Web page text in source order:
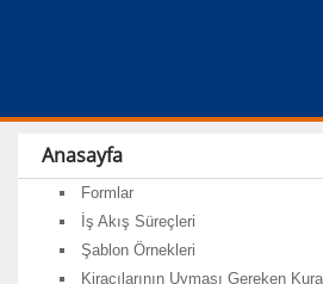
Anasayfa
Formlar
İş Akış Süreçleri
Şablon Örnekleri
Kiracılarının Uyması Gereken